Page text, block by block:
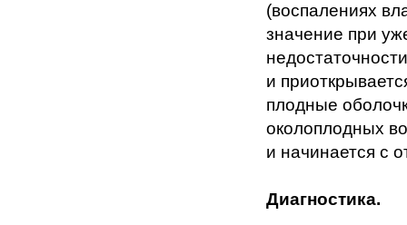
(воспалениях
значение при
и
плодные
околоплодных
и начинается с
Диагностика.